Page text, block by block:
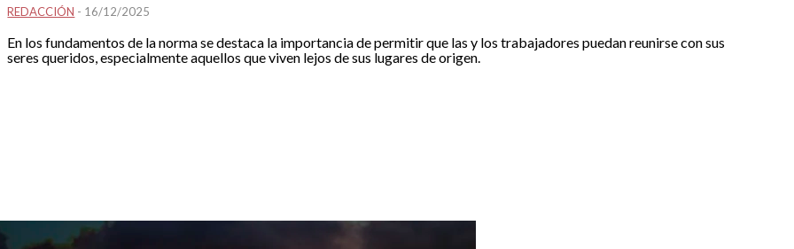
REDACCIÓN - 16/12/2025
En los fundamentos de la norma se destaca la importancia de permitir que las y los trabajadores puedan reunirse con sus
seres queridos, especialmente aquellos que viven lejos de sus lugares de origen.